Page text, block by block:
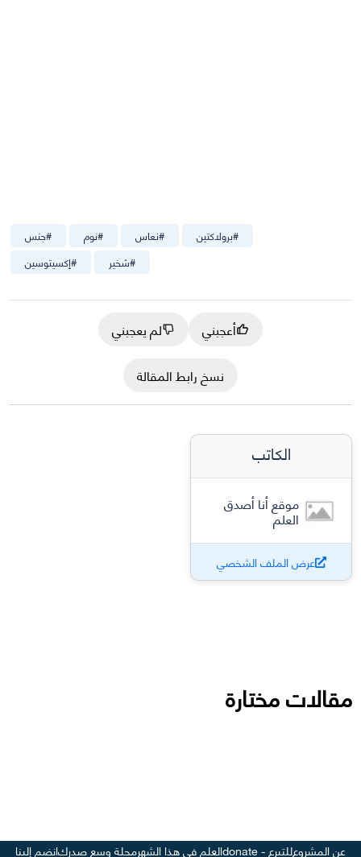
#جنس #نوم #نعاس #برولاكتين
#إكسيتوسين #شخير
أعجبني
لم يعجبني
نسخ رابط المقالة
الكاتب
موقع أنا أصدق
العلم
عرض الملف الشخصي
مقالات مختارة
عن المشروعللتبرع - donate العلم في هذا الشهرمجلة وسع صدركانضم إلينا